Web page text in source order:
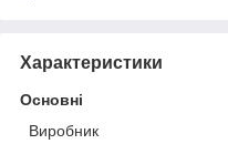
Характеристики
Основні
Виробник